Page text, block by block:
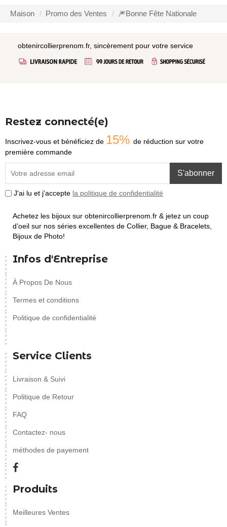
Maison Promo des Ventes 🎆Bonne Fête Nationale
obtenircollierprenom.fr, sincèrement pour votre service
Restez connecté(e)
Inscrivez-vous et bénéficiez de 15% de réduction sur votre
première commande
S'abonner
J'ai lu et j'accepte la politique de confidentialité
Achetez les bijoux sur obtenircollierprenom.fr & jetez un coup
d’oeil sur nos séries excellentes de Collier, Bague & Bracelets,
Bijoux de Photo!
Infos d'Entreprise
À Propos De Nous
Termes et conditions
Politique de confidentialité
Service Clients
Livraison & Suivi
Politique de Retour
FAQ
Contactez- nous
méthodes de payement
Produits
Meilleures Ventes